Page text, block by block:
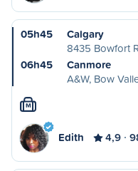
05h45
Calgary
8435 Bowfort
06h45
Canmore
A&W, Bow
M
Edith 4,9